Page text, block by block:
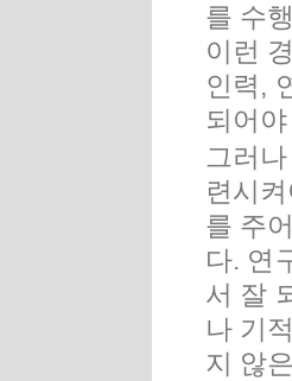
를 수
이런
인력,
되어
그러
련시
를 주
다. 연
서 잘
나 기
지 않